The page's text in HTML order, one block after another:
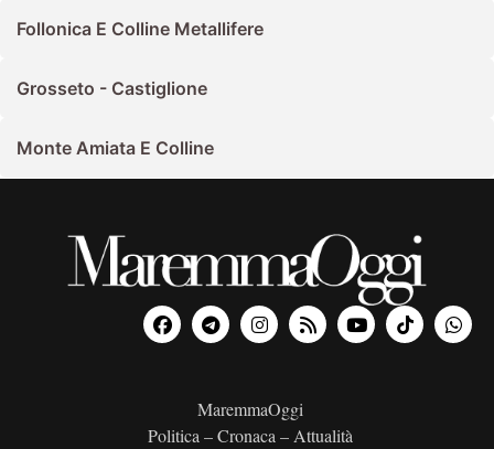
Follonica E Colline Metallifere
Grosseto - Castiglione
Monte Amiata E Colline
MaremmaOggi
Politica – Cronaca – Attualità